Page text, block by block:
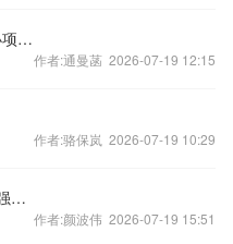
中国队选手已获巴黎奥运会165个小项的参赛资格
作者:通曼菡 2026-07-19 12:15
作者:骆保岚 2026-07-19 10:29
文化和旅游部：2026年上半年涉及强迫购物立案同比增长86.9%
作者:颜波伟 2026-07-19 15:51